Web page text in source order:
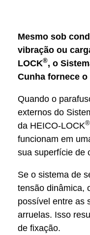
Mesmo sob
vibração ou
LOCK®, o
Cunha fornece
Quando o
externos do
da HEICO-LOCK®
funcionam em
sua superfície de
Se o sistema de
tensão dinâmica,
possível entre as
arruelas. Isso
de fixação.